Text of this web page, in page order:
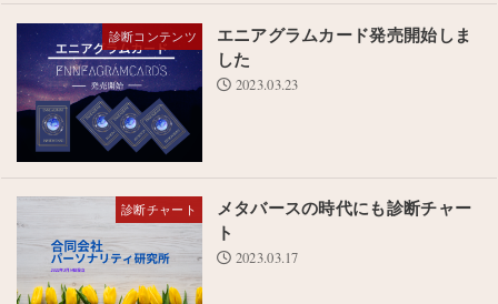
診断コンテンツ
エニアグラムカード発売開始しま
した
2023.03.23
診断チャート
メタバースの時代にも診断チャー
ト
2023.03.17